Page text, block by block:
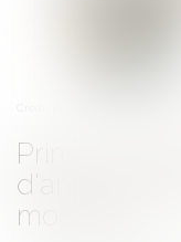
Prime
d'année :
modalités ?